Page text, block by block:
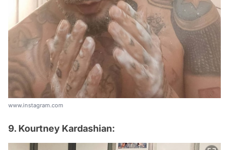
www.instagram.com
9. Kourtney Kardashian: